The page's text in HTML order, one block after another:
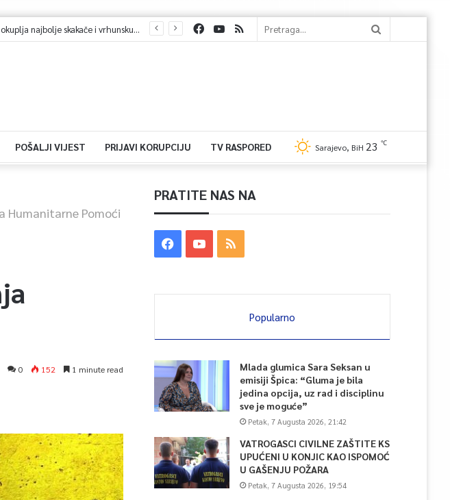
Sarajevo u znaku spektakla: Bentbaša Cliff Diving ponovo okuplja najbolje skakače i vrhunsku zabavu
POŠALJI VIJEST PRIJAVI KORUPCIJU TV RASPORED Sarajevo, BiH 23 ℃
Humanitarne Pomoći
0 152 1 minute read
PRATITE NAS NA
Popularno
Mlada glumica Sara Seksan u
emisiji Špica: “Gluma je bila
jedina opcija, uz rad i disciplinu
sve je moguće”
Petak, 7 Augusta 2026, 21:42
VATROGASCI CIVILNE ZAŠTITE KS
UPUĆENI U KONJIC KAO ISPOMOĆ
U GAŠENJU POŽARA
Petak, 7 Augusta 2026, 19:54